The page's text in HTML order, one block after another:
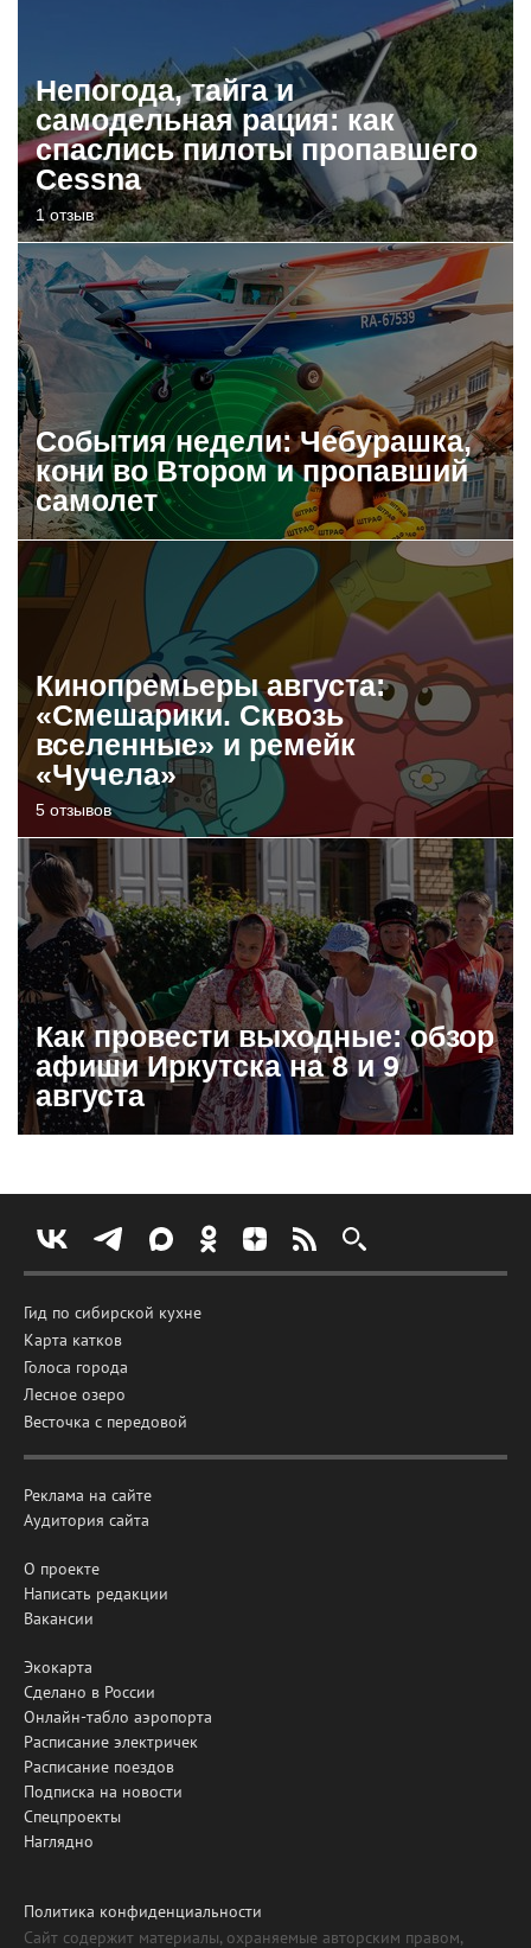
Непогода, тайга и
самодельная рация: как
спаслись пилоты пропавшего
Cessna
1 отзыв
События недели: Чебурашка,
кони во Втором и пропавший
самолет
Кинопремьеры августа:
«Смешарики. Сквозь
вселенные» и ремейк
«Чучела»
5 отзывов
Как провести выходные: обзор
афиши Иркутска на 8 и 9
августа
Гид по сибирской кухне
Карта катков
Голоса города
Лесное озеро
Весточка с передовой
Реклама на сайте
Аудитория сайта
О проекте
Написать редакции
Вакансии
Экокарта
Сделано в России
Онлайн-табло аэропорта
Расписание электричек
Расписание поездов
Подписка на новости
Спецпроекты
Наглядно
Политика конфиденциальности
Сайт содержит материалы, охраняемые авторским правом,